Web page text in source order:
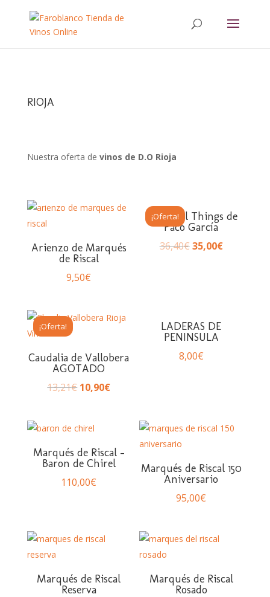
RIOJA
Nuestra oferta de vinos de D.O Rioja
Arienzo de Marqués
de Riscal
9,50€
¡Oferta!
Beautiful Things de
Paco García
36,40€35,00€
¡Oferta!
Caudalia de Vallobera
AGOTADO
13,21€ 10,90€
LADERAS DE
PENINSULA
8,00€
Marqués de Riscal –
Baron de Chirel
110,00€
Marqués de Riscal 150
Aniversario
95,00€
Marqués de Riscal
Reserva
Marqués de Riscal
Rosado